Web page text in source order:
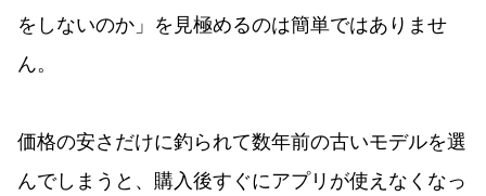
をしないのか」を見極めるのは簡単ではありませ
ん。
価格の安さだけに釣られて数年前の古いモデルを選
んでしまうと、購入後すぐにアプリが使えなくなっ